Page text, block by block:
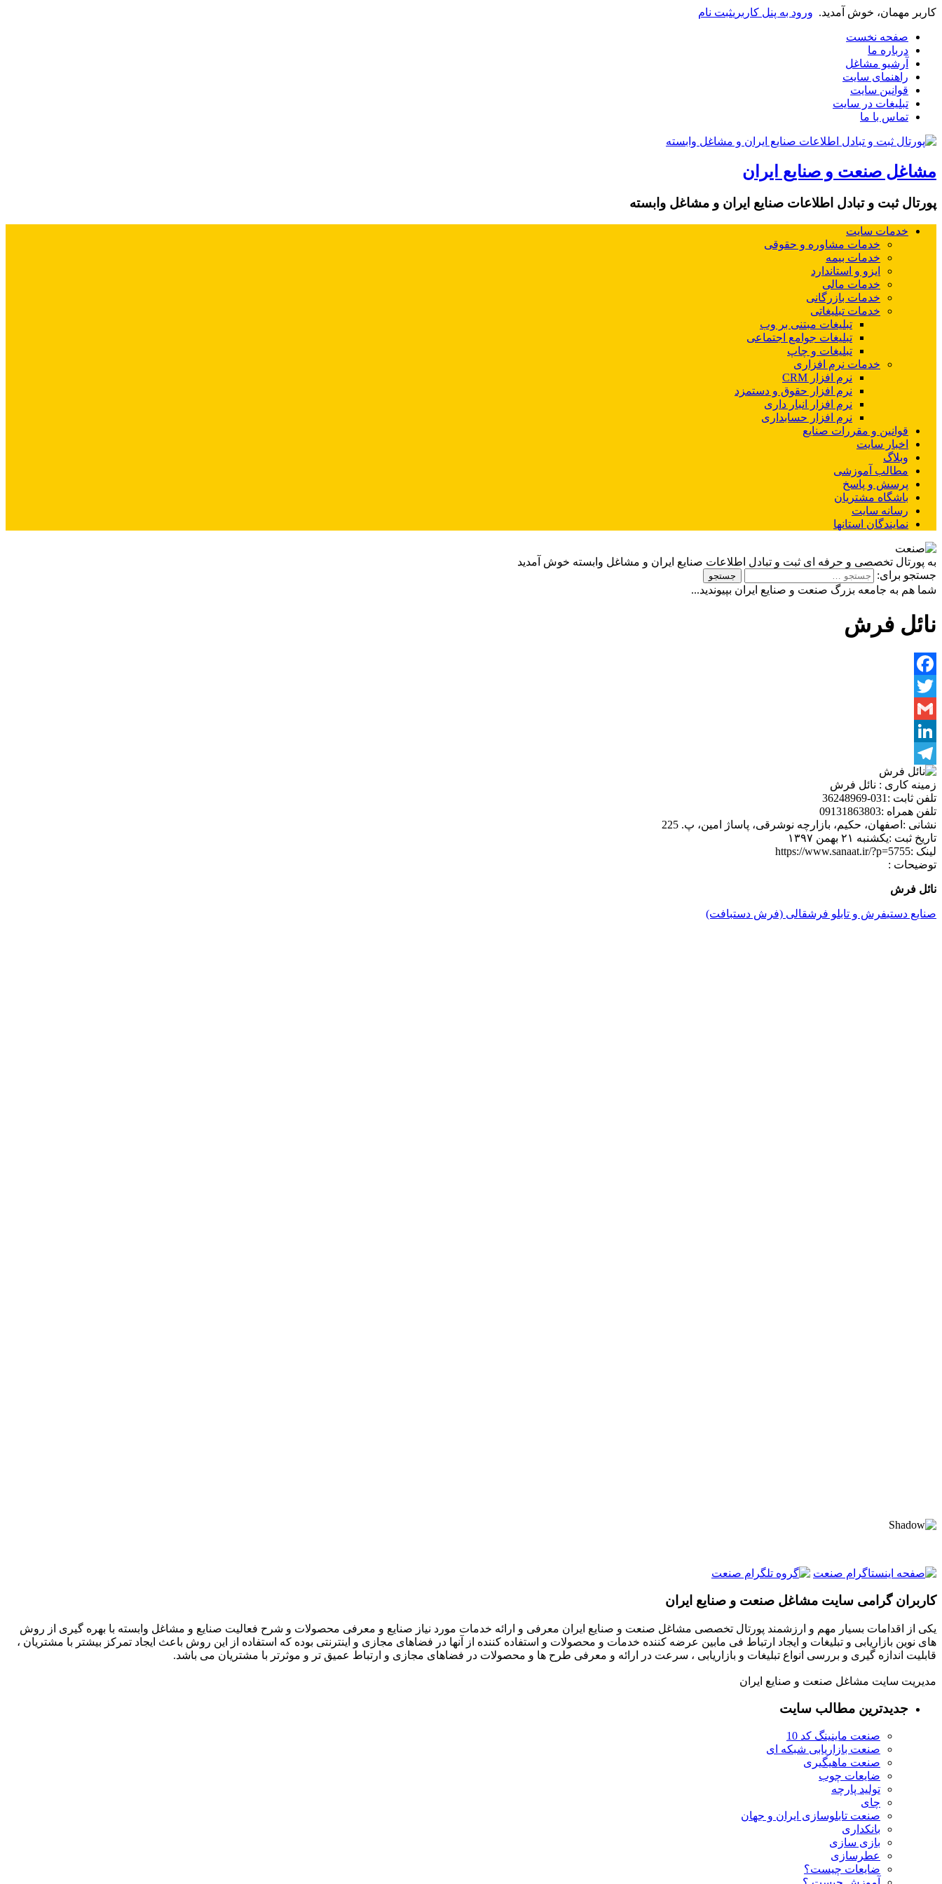
کاربر مهمان، خوش آمدید. ورود به پنل کاربریثبت نام
صفحه نخست
درباره ما
آرشیو مشاغل
راهنمای سایت
قوانین سایت
تبلیغات در سایت
تماس با ما
مشاغل صنعت و صنایع ایران
پورتال ثبت و تبادل اطلاعات صنایع ایران و مشاغل وابسته
خدمات سایت
خدمات مشاوره و حقوقی
خدمات بیمه
ایزو و استاندارد
خدمات مالی
خدمات بازرگانی
خدمات تبلیغاتی
تبلیغات مبتنی بر وب
تبلیغات جوامع اجتماعی
تبلیغات و چاپ
خدمات نرم افزاری
نرم افزار CRM
نرم افزار حقوق و دستمزد
نرم افزار انبار داری
نرم افزار حسابداری
قوانین و مقررات صنایع
اخبار سایت
وبلاگ
مطالب آموزشی
پرسش و پاسخ
باشگاه مشتریان
رسانه سایت
نمایندگان استانها
به پورتال تخصصی و حرفه ای ثبت و تبادل اطلاعات صنایع ایران و مشاغل وابسته خوش آمدید
جستجو برای:
شما هم به جامعه بزرگ صنعت و صنایع ایران بپیوندید...
نائل فرش
Facebook
Twitter
Gmail
LinkedIn
Telegram
زمینه کاری : نائل فرش
تلفن ثابت :031-36248969
تلفن همراه :09131863803
نشانی : اصفهان، حکیم، بازارچه نوشرقی، پاساژ امین، پ. 225
تاریخ ثبت :یکشنبه ۲۱ بهمن ۱۳۹۷
لینک :https://www.sanaat.ir/?p=5755
توضیحات :
نائل فرش
صنایع دستیفرش و تابلو فرشقالی (فرش دستبافت)
کاربران گرامی سایت مشاغل صنعت و صنایع ایران
یکی از اقدامات بسیار مهم و ارزشمند پورتال تخصصی مشاغل صنعت و صنایع ایران معرفی و ارائه خدمات مورد نیاز صنایع و معرفی محصولات و شرح فعالیت صنایع و مشاغل وابسته با بهره گیری از روش
های نوین بازاریابی و تبلیغات و ایجاد ارتباط فی مابین عرضه کننده خدمات و محصولات و استفاده کننده از آنها در فضاهای مجازی و اینترنتی بوده که استفاده از این روش باعث ایجاد تمرکز بیشتر با مشتریان ،
قابلیت اندازه گیری و بررسی انواع تبلیغات و بازاریابی ، سرعت در ارائه و معرفی طرح ها و محصولات در فضاهای مجازی و ارتباط عمیق تر و موثرتر با مشتریان می باشد.
مدیریت سایت مشاغل صنعت و صنایع ایران
جدیدترین مطالب سایت
صنعت ماینینگ کد 10
صنعت بازاریابی شبکه ای
صنعت ماهیگیری
ضایعات چوب
تولید پارچه
چای
صنعت تابلوسازی ایران و جهان
بانکداری
بازی سازی
عطرسازی
ضایعات چیست؟